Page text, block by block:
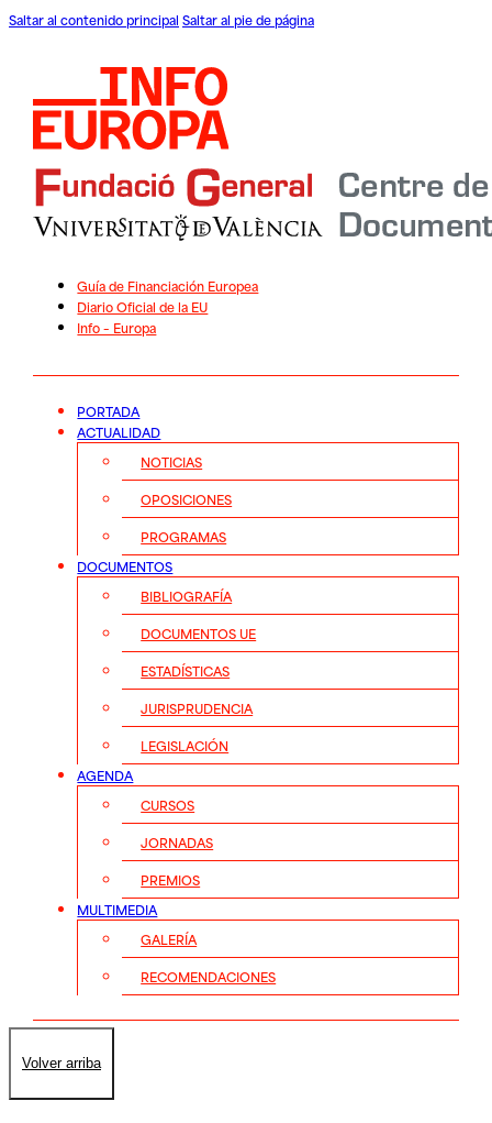
Saltar al contenido principal Saltar al pie de página
Guía de Financiación Europea
Diario Oficial de la EU
Info – Europa
PORTADA
ACTUALIDAD
NOTICIAS
OPOSICIONES
PROGRAMAS
DOCUMENTOS
BIBLIOGRAFÍA
DOCUMENTOS UE
ESTADÍSTICAS
JURISPRUDENCIA
LEGISLACIÓN
AGENDA
CURSOS
JORNADAS
PREMIOS
MULTIMEDIA
GALERÍA
RECOMENDACIONES
Volver arriba